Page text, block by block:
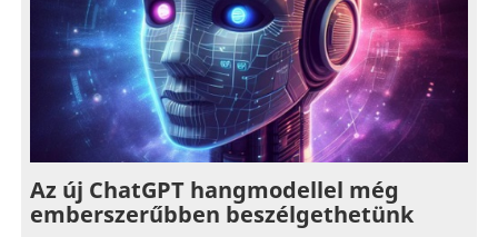
Az új ChatGPT hangmodellel még
emberszerűbben beszélgethetünk